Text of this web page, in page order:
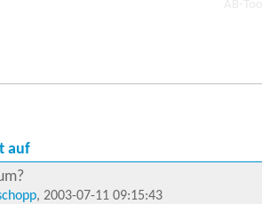
auf
, 2003-07-11 09:15:43